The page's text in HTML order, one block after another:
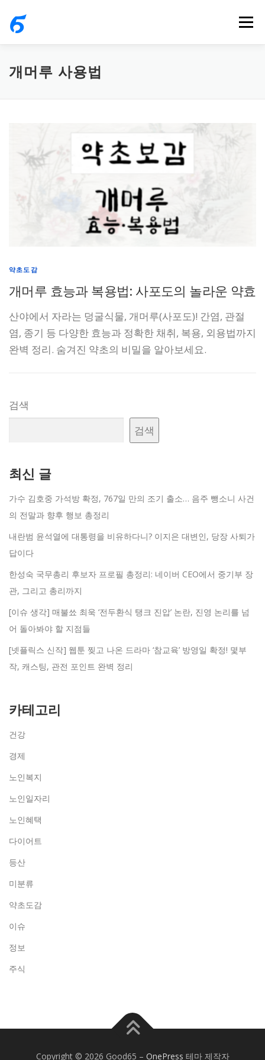
메뉴
개머루 사용법
약초도감
개머루 효능과 복용법: 사포도의 놀라운 약효
산야에서 자라는 덩굴식물, 개머루(사포도)! 간염, 관절
염, 종기 등 다양한 효능과 정확한 채취, 복용, 외용법까지
완벽 정리. 숨겨진 약초의 비밀을 알아보세요.
검색
검색
최신 글
가수 김호중 가석방 확정, 767일 만의 조기 출소… 음주 뺑소니 사건
의 전말과 향후 행보 총정리
내란범 윤석열에 대통령을 비유하다니? 이지은 대변인, 당장 사퇴가
답이다
한성숙 국무총리 후보자 프로필 총정리: 네이버 CEO에서 중기부 장
관, 그리고 총리까지
[이슈 생각] 매불쑈 최욱 ‘전두환식 탱크 진압’ 논란, 진영 논리를 넘
어 돌아봐야 할 지점들
[넷플릭스 신작] 웹툰 찢고 나온 드라마 ‘참교육’ 방영일 확정! 몇부
작, 캐스팅, 관전 포인트 완벽 정리
카테고리
건강
경제
노인복지
노인일자리
노인혜택
다이어트
등산
미분류
약초도감
이슈
정보
주식
Copyright © 2026 Good65 – OnePress 테마 제작자